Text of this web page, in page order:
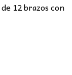
de 12 brazos con